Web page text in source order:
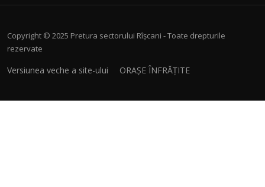
Copyright © 2025 Pretura sectorului Rîșcani - Toate drepturile
rezervate
Versiunea veche a site-ului ORAȘE ÎNFRĂȚITE